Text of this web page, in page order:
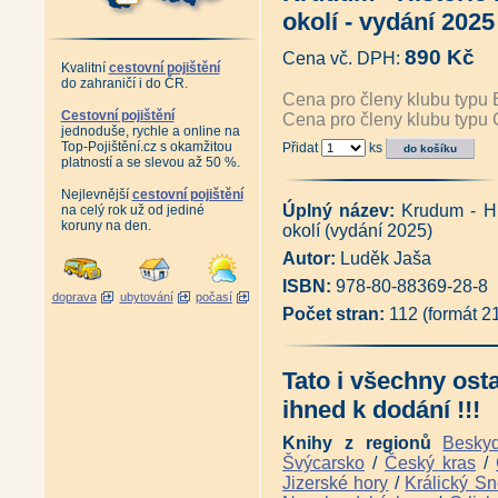
Kvalitní cestovní pojištění
do zahraničí i do ČR.
Cestovní pojištění
jednoduše, rychle a online na
Top-Pojištění.cz s okamžitou
platností a se slevou až 50 %.
Nejlevnější cestovní pojištění
na celý rok už od jediné
koruny na den.
doprava ubytování počasí
České Krušnohoří před
Z historie hornictví v obci
Vzpomínka na závod Libík
Antikvariát - Česko-německý
český slovník názvů měst,
Sada Boží Dar a jeho nejen
Znovuzrození rozhledny na
Jáchymov - Joachimsthal - I.
Jáchymov město stříbra,
Schlikové a dobývání stříbra
Antikvariát - Hornická postila
Antikvariát - 1000 let
Doly Bílina - Z historie
Antikvariát - Od Vejprt po
Magická místa
Karl Ernstberger (Lubomír
Kapitoly z historie západních
Kapitoly z historie západních
Tajemství západní hranice -
Tajemné stezky - Za
Tajemné stezky - Z hradu na
Tajemné stezky - Hornickou
okolí - vydání
Cena vč. DPH: 890 Kč
Cena pro členy klubu typu
Cena pro členy klubu typu
Přidat ks
Úplný název: Krudum -
okolí (vydání 2025)
Autor: Luděk Jaša
ISBN: 978-80-88369-28-8
Počet stran: 112 (formát
Tato i všechny
ihned k dodání !!!
Knihy z regionů
Švýcarsko / Český kras /
Jizerské hory / Králický